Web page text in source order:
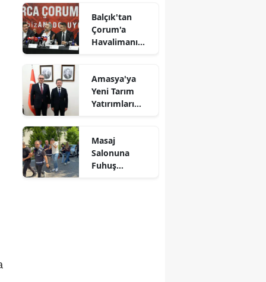
Mersin
İzmir
Kars
Kayseri
Alındı
Balçık'tan
Çorum'a
Havalimanı
Başladık"
Amasya'ya
Yeni Tarım
Yatırımları
Masaj
Salonuna
Fuhuş